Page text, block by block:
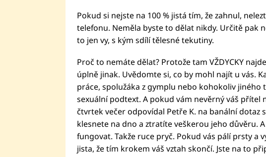
Pokud si nejste na 100 % jistá tím, že zahnul,
telefonu. Neměla byste to dělat nikdy. Určitě pak
to jen vy, s kým sdílí tělesné tekutiny.
Proč to nemáte dělat? Protože tam VŽDYCKY
úplně jinak. Uvědomte si, co by mohl najít u vás.
práce, spolužáka z gymplu nebo kohokoliv
sexuální podtext. A pokud vám nevěrný váš přítel
čtvrtek večer odpovídal Petře K. na banální dotaz
klesnete na dno a ztratíte veškerou jeho důvěru.
fungovat. Takže ruce pryč. Pokud vás pálí prsty a
jista, že tím krokem váš vztah skončí. Jste na to